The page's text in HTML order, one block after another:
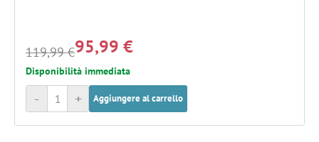
119,99 €95,99 €
Disponibilità immediata
+
- Aggiungere al carrello